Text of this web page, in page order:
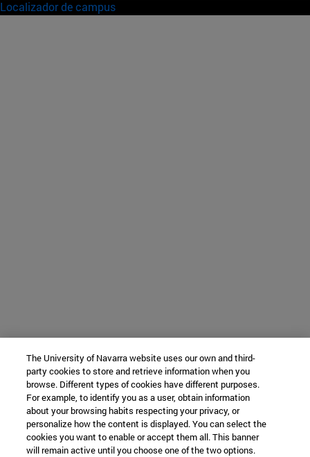
Localizador de campus
The University of Navarra website uses our own and third-
party cookies to store and retrieve information when you
browse. Different types of cookies have different purposes.
For example, to identify you as a user, obtain information
about your browsing habits respecting your privacy, or
personalize how the content is displayed. You can select the
cookies you want to enable or accept them all. This banner
will remain active until you choose one of the two options.